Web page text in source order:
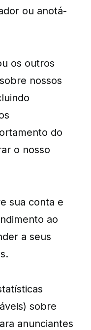
ou anotá-
os outros
nossos
do
o nosso
sua conta e
ao
a seus
sobre
anunciantes